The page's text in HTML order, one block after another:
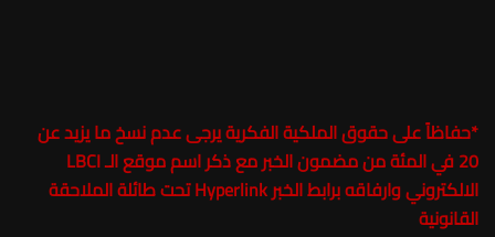
*حفاظاً على حقوق الملكية الفكرية يرجى عدم نسخ ما يزيد عن
20 في المئة من مضمون الخبر مع ذكر اسم موقع الـ LBCI
الالكتروني وارفاقه برابط الخبر Hyperlink تحت طائلة الملاحقة
القانونية